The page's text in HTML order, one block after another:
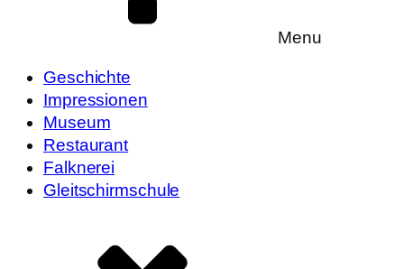
Menu
Geschichte
Impressionen
Museum
Restaurant
Falknerei
Gleitschirmschule